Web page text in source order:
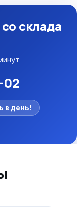
склада
02
в день!